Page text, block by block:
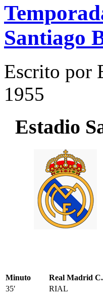
Santiago
Escrito por
1955
Estadio
Minuto Real Madrid
35′
RIAL